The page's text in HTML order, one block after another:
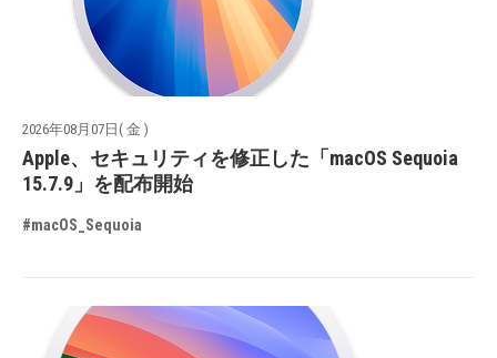
2026年08月07日( 金 )
Apple、セキュリティを修正した「macOS Sequoia
15.7.9」を配布開始
#macOS_Sequoia